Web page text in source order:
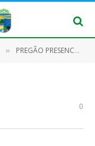
» PREGÃO PRESENCIAL Nº 022/2018 – SRP
0